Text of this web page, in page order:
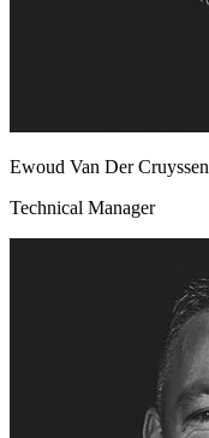
Ewoud Van Der Cruyssen
Technical Manager